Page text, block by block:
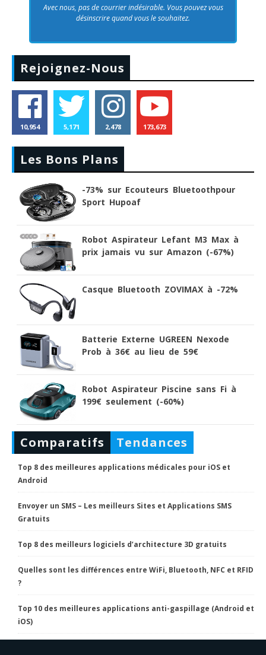
Avec nous, pas de courrier indésirable. Vous pouvez vous
désinscrire quand vous le souhaitez.
Rejoignez-Nous
10,954 5,171 2,478 173,673
Les Bons Plans
-73% sur Ecouteurs Bluetoothpour
Sport Hupoaf
Robot Aspirateur Lefant M3 Max à
prix jamais vu sur Amazon (-67%)
Casque Bluetooth ZOVIMAX à -72%
Batterie Externe UGREEN Nexode
Prob à 36€ au lieu de 59€
Robot Aspirateur Piscine sans Fi à
199€ seulement (-60%)
Comparatifs Tendances
Top 8 des meilleures applications médicales pour iOS et
Android
Envoyer un SMS – Les meilleurs Sites et Applications SMS
Gratuits
Top 8 des meilleurs logiciels d’architecture 3D gratuits
Quelles sont les différences entre WiFi, Bluetooth, NFC et RFID
?
Top 10 des meilleures applications anti-gaspillage (Android et
iOS)